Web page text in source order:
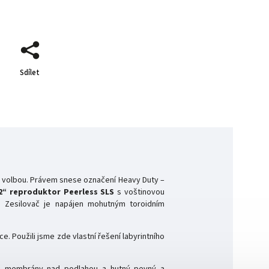
Sdílet
Právem snese označení Heavy Duty –
reproduktor Peerless SLS s voštinovou
je napájen mohutným toroidním
Použili jsme zde vlastní řešení labyrintního